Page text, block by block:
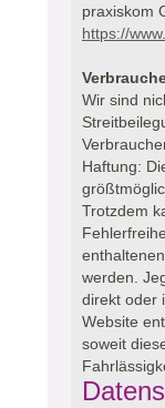
praxiskom
https://
Wir sind
Haftung:
Trotzdem
werden.
direkt oder
Website
soweit